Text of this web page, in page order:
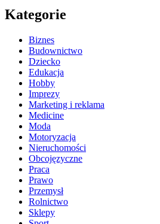
Kategorie
Biznes
Budownictwo
Dziecko
Edukacja
Hobby
Imprezy
Marketing i reklama
Medicine
Moda
Motoryzacja
Nieruchomości
Obcojęzyczne
Praca
Prawo
Przemysł
Rolnictwo
Sklepy